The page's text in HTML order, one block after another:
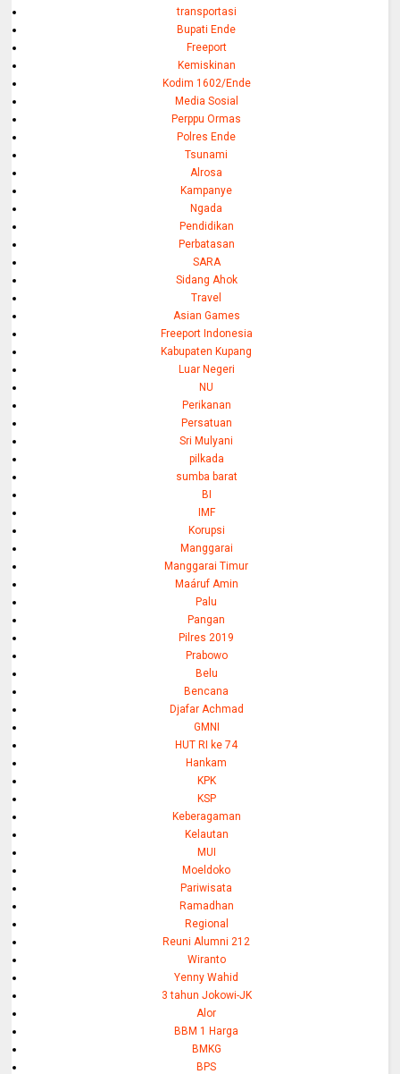
transportasi
Bupati Ende
Freeport
Kemiskinan
Kodim 1602/Ende
Media Sosial
Perppu Ormas
Polres Ende
Tsunami
Alrosa
Kampanye
Ngada
Pendidikan
Perbatasan
SARA
Sidang Ahok
Travel
Asian Games
Freeport Indonesia
Kabupaten Kupang
Luar Negeri
NU
Perikanan
Persatuan
Sri Mulyani
pilkada
sumba barat
BI
IMF
Korupsi
Manggarai
Manggarai Timur
Maáruf Amin
Palu
Pangan
Pilres 2019
Prabowo
Belu
Bencana
Djafar Achmad
GMNI
HUT RI ke 74
Hankam
KPK
KSP
Keberagaman
Kelautan
MUI
Moeldoko
Pariwisata
Ramadhan
Regional
Reuni Alumni 212
Wiranto
Yenny Wahid
3 tahun Jokowi-JK
Alor
BBM 1 Harga
BMKG
BPS